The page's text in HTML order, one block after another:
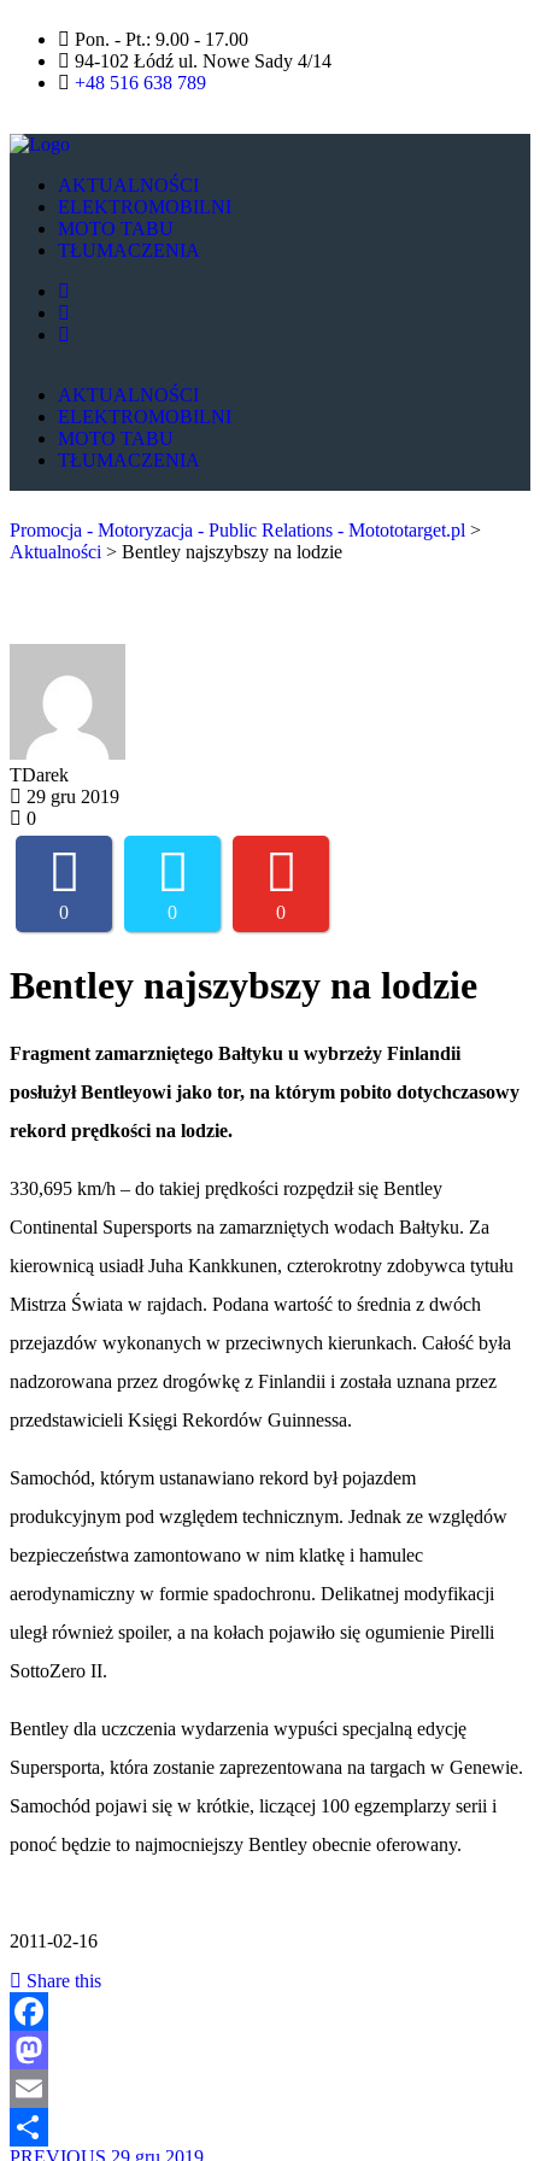
Pon. - Pt.: 9.00 - 17.00
94-102 Łódź ul. Nowe Sady 4/14
+48 516 638 789
AKTUALNOŚCI
ELEKTROMOBILNI
MOTO TABU
TŁUMACZENIA
AKTUALNOŚCI
ELEKTROMOBILNI
MOTO TABU
TŁUMACZENIA
Promocja - Motoryzacja - Public Relations - Motototarget.pl >
Aktualności > Bentley najszybszy na lodzie
TDarek
29 gru 2019
0
0 0 0
Bentley najszybszy na lodzie
Fragment zamarzniętego Bałtyku u wybrzeży Finlandii
posłużył Bentleyowi jako tor, na którym pobito dotychczasowy
rekord prędkości na lodzie.
330,695 km/h – do takiej prędkości rozpędził się Bentley
Continental Supersports na zamarzniętych wodach Bałtyku. Za
kierownicą usiadł Juha Kankkunen, czterokrotny zdobywca tytułu
Mistrza Świata w rajdach. Podana wartość to średnia z dwóch
przejazdów wykonanych w przeciwnych kierunkach. Całość była
nadzorowana przez drogówkę z Finlandii i została uznana przez
przedstawicieli Księgi Rekordów Guinnessa.
Samochód, którym ustanawiano rekord był pojazdem
produkcyjnym pod względem technicznym. Jednak ze względów
bezpieczeństwa zamontowano w nim klatkę i hamulec
aerodynamiczny w formie spadochronu. Delikatnej modyfikacji
uległ również spoiler, a na kołach pojawiło się ogumienie Pirelli
SottoZero II.
Bentley dla uczczenia wydarzenia wypuści specjalną edycję
Supersporta, która zostanie zaprezentowana na targach w Genewie.
Samochód pojawi się w krótkie, liczącej 100 egzemplarzy serii i
ponoć będzie to najmocniejszy Bentley obecnie oferowany.
2011-02-16
Share this
Facebook
Mastodon
Email
PREVIOUS 29 gru 2019